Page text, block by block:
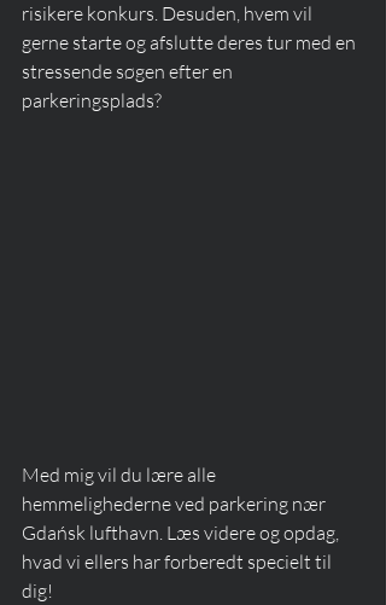
risikere konkurs. Desuden, hvem vil
gerne starte og afslutte deres tur med en
stressende søgen efter en
parkeringsplads?
Med mig vil du lære alle
hemmelighederne ved parkering nær
Gdańsk lufthavn. Læs videre og opdag,
hvad vi ellers har forberedt specielt til
dig!